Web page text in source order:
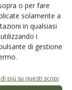
o per fare
solamente a
in qualsiasi
i
di gestione
più su questi scopi